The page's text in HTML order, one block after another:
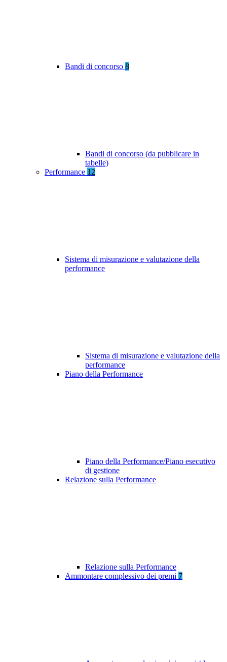
Bandi di concorso 8
Bandi di concorso (da pubblicare in
tabelle)
Performance 12
Sistema di misurazione e valutazione della
performance
Sistema di misurazione e valutazione della
performance
Piano della Performance
Piano della Performance/Piano esecutivo
di gestione
Relazione sulla Performance
Relazione sulla Performance
Ammontare complessivo dei premi 7